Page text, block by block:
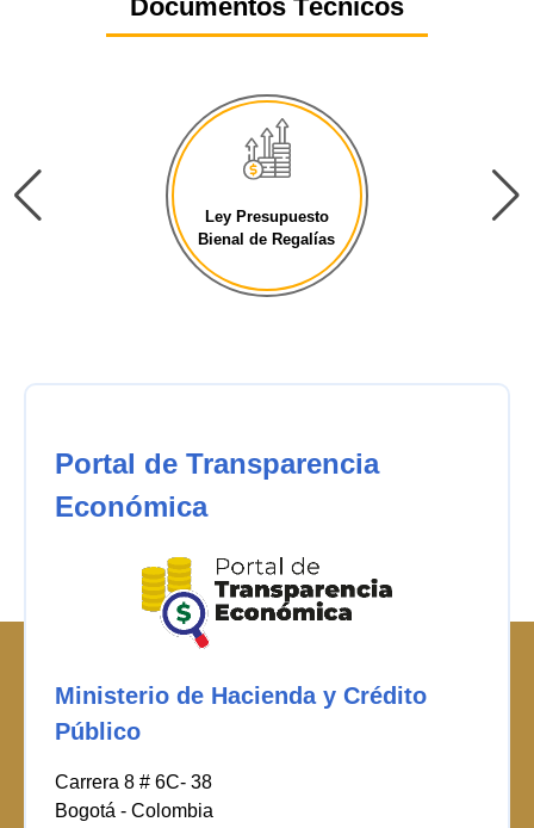
Documentos Técnicos
Ley Presupuesto
Bienal de Regalías
Portal de Transparencia
Económica
Ministerio de Hacienda y Crédito
Público
Carrera 8 # 6C- 38
Bogotá - Colombia